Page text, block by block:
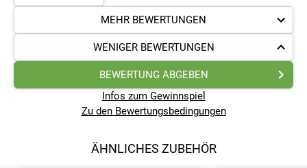
MEHR BEWERTUNGEN
WENIGER BEWERTUNGEN
BEWERTUNG ABGEBEN
Infos zum Gewinnspiel
Zu den Bewertungsbedingungen
ÄHNLICHES ZUBEHÖR